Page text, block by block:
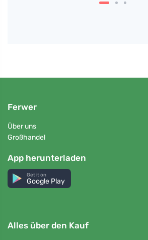
Ferwer
Über uns
Großhandel
App herunterladen
Get it on
Google Play
Alles über den Kauf